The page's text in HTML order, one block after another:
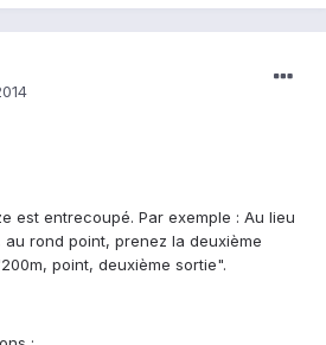
est entrecoupé. Par exemple : Au lieu
rond point, prenez la deuxième
point, deuxième sortie".